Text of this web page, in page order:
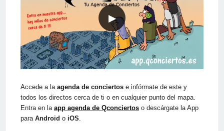
▶
Accede a la agenda de conciertos e infórmate de este y
todos los directos cerca de ti o en cualquier punto del mapa.
Entra en la app agenda de Qconciertos o descárgate la App
para Android o iOS